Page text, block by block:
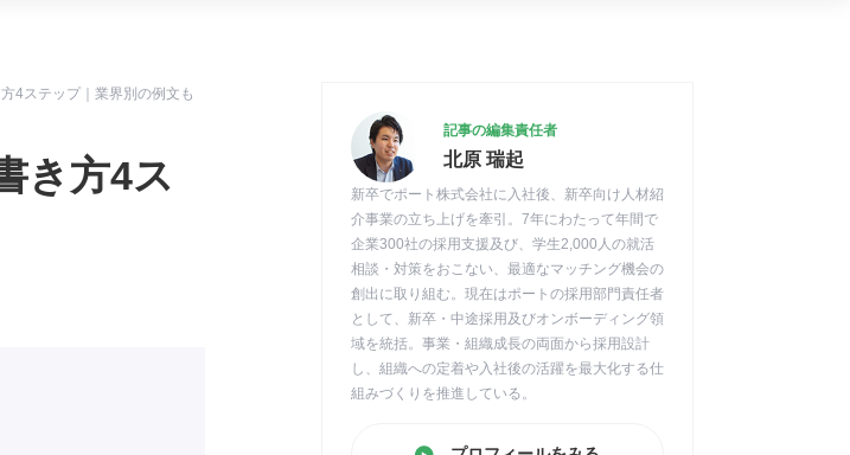
4ステップ｜業界別の例文も
き方4ス
記事の編集責任者
北原 瑞起
新卒でポート株式会社に入社後、新卒向け人材紹
介事業の立ち上げを牽引。7年にわたって年間で
企業300社の採用支援及び、学生2,000人の就活
相談・対策をおこない、最適なマッチング機会の
創出に取り組む。現在はポートの採用部門責任者
として、新卒・中途採用及びオンボーディング領
域を統括。事業・組織成長の両面から採用設計
し、組織への定着や入社後の活躍を最大化する仕
組みづくりを推進している。